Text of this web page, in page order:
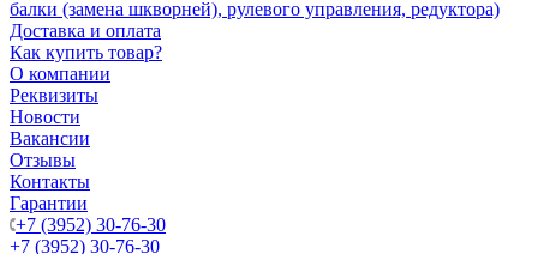
балки (замена шкворней), рулевого управления, редуктора)
Доставка и оплата
Как купить товар?
О компании
Реквизиты
Новости
Вакансии
Отзывы
Контакты
Гарантии
+7 (3952) 30-76-30
+7 (3952) 30-76-30